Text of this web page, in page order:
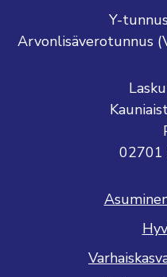
Y-
Arvonlisäverotunnus
02701